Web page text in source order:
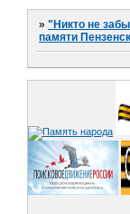
»"Никто не
памяти